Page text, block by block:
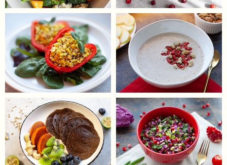
напрягов и все оказалось легко встроено
в Жизнь!
И вот, вчера закончился курс… а внутри -
как дальше то Жить ???? Инструкции то
закончились.
8 апреля был мой День рождения, и я
встретила свой Личный Новый год в
легком, функциональном и радостном
состоянии!
Считаю «Эти 4 недели» Лучшим
подарком для Себя.
Благодарю Тебя, Женя, что, когда то,